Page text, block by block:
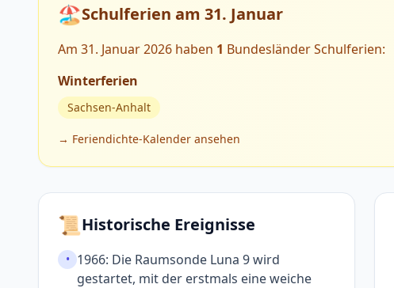
🏖️Schulferien am 31. Januar
Am 31. Januar 2026 haben 1 Bundesländer Schulferien:
Winterferien
Sachsen-Anhalt
→ Feriendichte-Kalender ansehen
📜Historische Ereignisse
• 1966: Die Raumsonde Luna 9 wird
gestartet, mit der erst­mals eine weiche